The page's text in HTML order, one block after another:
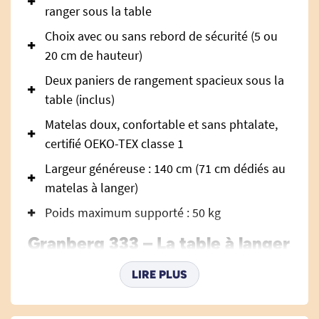
ranger sous la table
Choix avec ou sans rebord de sécurité (5 ou
20 cm de hauteur)
Deux paniers de rangement spacieux sous la
table (inclus)
Matelas doux, confortable et sans phtalate,
certifié OEKO-TEX classe 1
Largeur généreuse : 140 cm (71 cm dédiés au
matelas à langer)
Poids maximum supporté : 50 kg
Granberg 333 – La table à langer
à hauteur variable électrique
avec lavabo pensée pour le
confort et la sécurité
LIRE PLUS